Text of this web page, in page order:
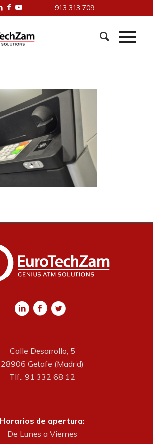
913 313 709
Calle Desarrollo, 5
28906 Getafe (Madrid)
Tlf.: 91 332 68 12
Horarios de apertura:
De Lunes a Viernes